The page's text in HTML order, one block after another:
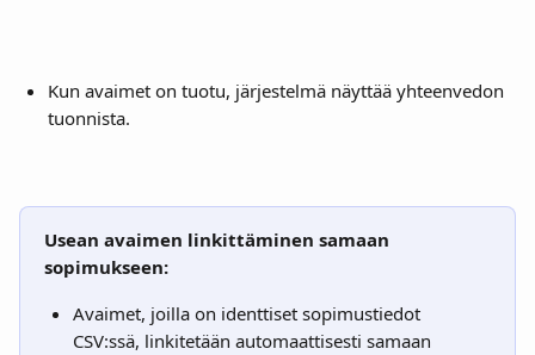
Kun avaimet on tuotu, järjestelmä näyttää yhteenvedon
tuonnista.
Usean avaimen linkittäminen samaan
sopimukseen:
Avaimet, joilla on identtiset sopimustiedot
CSV:ssä, linkitetään automaattisesti samaan